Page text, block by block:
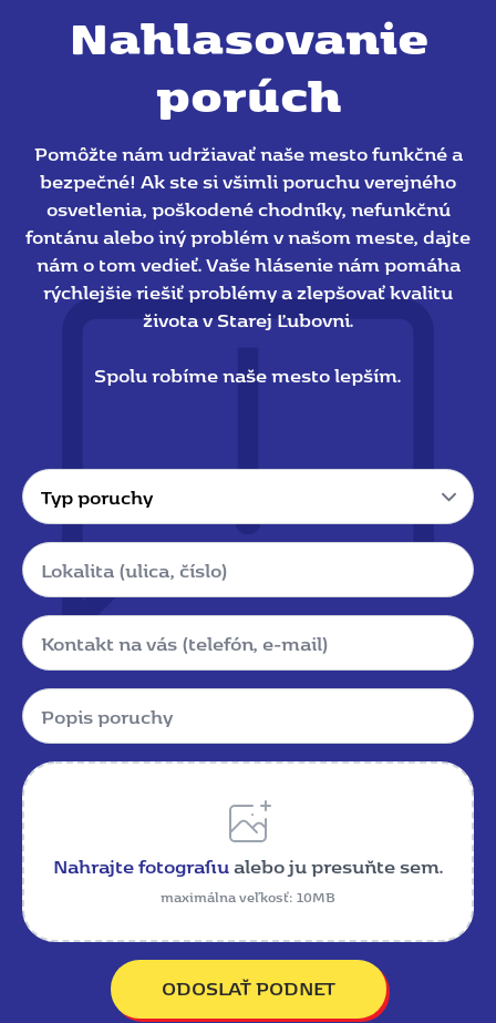
Nahlasovanie
porúch
Pomôžte nám udržiavať naše mesto funkčné a
bezpečné! Ak ste si všimli poruchu verejného
osvetlenia, poškodené chodníky, nefunkčnú
fontánu alebo iný problém v našom meste, dajte
nám o tom vedieť. Vaše hlásenie nám pomáha
rýchlejšie riešiť problémy a zlepšovať kvalitu
života v Starej Ľubovni.
Spolu robíme naše mesto lepším.
Typ
poruchy
*
Lokalita
Kontakt
Popis
poruchy
*
Name
Nahrajte fotografiualebo ju presuňte sem.
maximálna veľkosť: 10MB
ODOSLAŤ PODNET